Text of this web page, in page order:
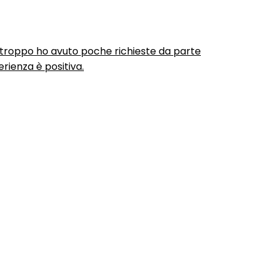
ho avuto poche richieste da parte
è positiva.